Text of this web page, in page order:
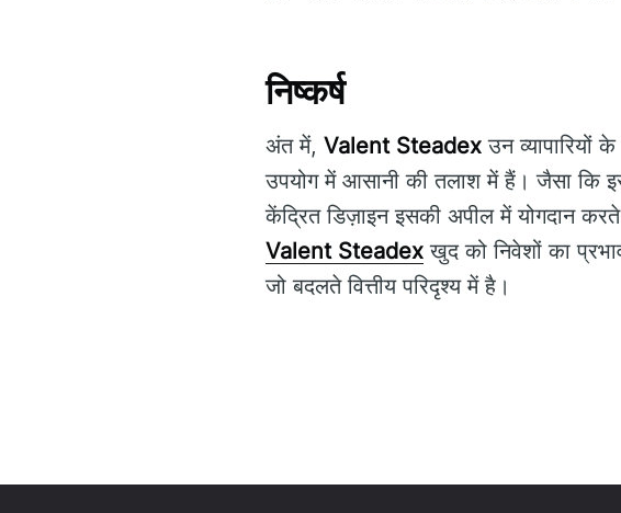
निष्कर्ष
अंत में, Valent Steadex उन व्यापारियों
उपयोग में आसानी की तलाश में हैं। जैसा कि
केंद्रित डिज़ाइन इसकी अपील में योगदान
Valent Steadex खुद को निवेशों का
जो बदलते वित्तीय परिदृश्य में है।